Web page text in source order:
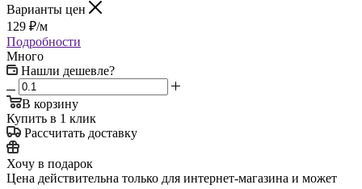
Варианты цен
129 ₽/м
Подробности
Много
Нашли дешевле?
В корзину
Купить в 1 клик
Рассчитать доставку
Хочу в подарок
Цена действительна только для интернет-магазина и может